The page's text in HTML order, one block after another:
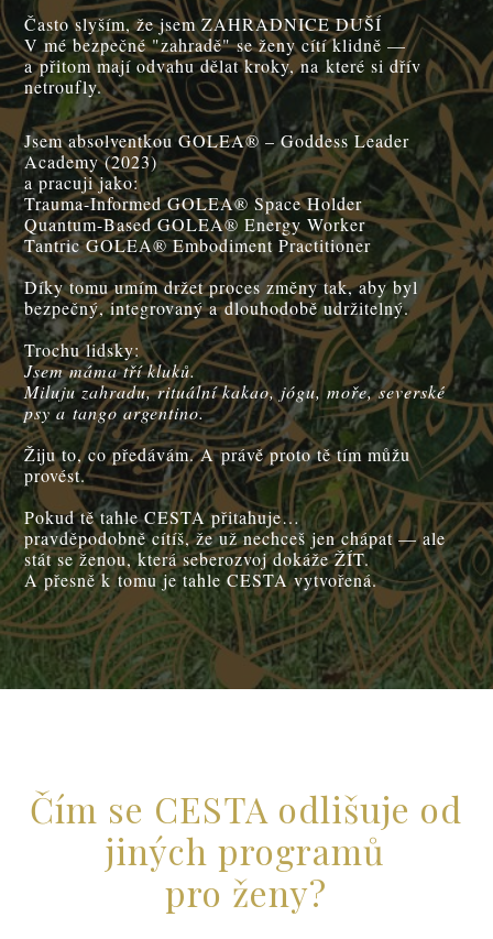
Často slyším, že jsem ZAHRADNICE DUŠÍ
V mé bezpečné "zahradě" se ženy cítí klidně —
a přitom mají odvahu dělat kroky, na které si dřív
netroufly.
Jsem absolventkou GOLEA® – Goddess Leader
Academy (2023)
a pracuji jako:
Trauma-Informed GOLEA® Space Holder
Quantum-Based GOLEA® Energy Worker
Tantric GOLEA® Embodiment Practitioner
Díky tomu umím držet proces změny tak, aby byl
bezpečný, integrovaný a dlouhodobě udržitelný.
Trochu lidsky:
Jsem máma tří kluků.
Miluju zahradu, rituální kakao, jógu, moře, severské
psy a tango argentino.
Žiju to, co předávám. A právě proto tě tím můžu
provést.
Pokud tě tahle CESTA přitahuje…
pravděpodobně cítíš, že už nechceš jen chápat — ale
stát se ženou, která seberozvoj dokáže ŽÍT.
A přesně k tomu je tahle CESTA vytvořená.
Čím se CESTA odlišuje od
jiných programů
pro ženy?